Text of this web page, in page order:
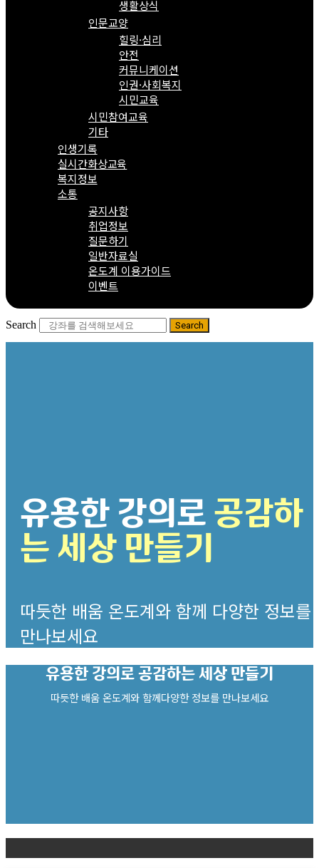
생활상식
인문교양
힐링·심리
안전
커뮤니케이션
인권·사회복지
시민교육
시민참여교육
기타
인생기록
실시간화상교육
복지정보
소통
공지사항
취업정보
질문하기
일반자료실
온도계 이용가이드
이벤트
Search Search
유용한 강의로 공감하
는 세상 만들기
따듯한 배움 온도계와 함께 다양한 정보를
만나보세요
유용한 강의로 공감하는 세상 만들기
따듯한 배움 온도계와 함께다양한 정보를 만나보세요